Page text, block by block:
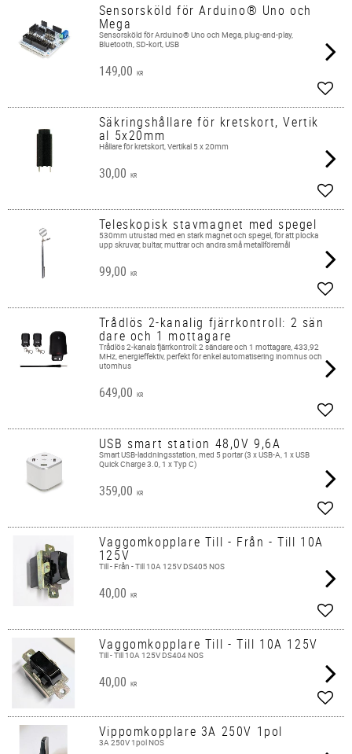
Sensorsköld för Arduino® Uno och
Mega
Sensorsköld för Arduino® Uno och Mega, plug-and-play,
Bluetooth, SD-kort, USB
149,00 KR
Säkringshållare för kretskort, Vertik
al 5x20mm
Hållare för kretskort, Vertikal 5 x 20mm
30,00 KR
Teleskopisk stavmagnet med spegel
530mm utrustad med en stark magnet och spegel, för att plocka
upp skruvar, bultar, muttrar och andra små metallföremål
99,00 KR
Trådlös 2-kanalig fjärrkontroll: 2 sän
dare och 1 mottagare
Trådlös 2-kanals fjärrkontroll: 2 sändare och 1 mottagare, 433,92
MHz, energieffektiv, perfekt för enkel automatisering inomhus och
utomhus
649,00 KR
USB smart station 48,0V 9,6A
Smart USB-laddningsstation, med 5 portar (3 x USB-A, 1 x USB
Quick Charge 3.0, 1 x Typ C)
359,00 KR
Vaggomkopplare Till - Från - Till 10A
125V
Till - Från - Till 10A 125V DS405 NOS
40,00 KR
Vaggomkopplare Till - Till 10A 125V
Till - Till 10A 125V DS404 NOS
40,00 KR
Vippomkopplare 3A 250V 1pol
3A 250V 1pol NOS